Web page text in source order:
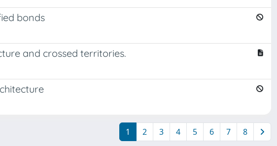
bonds
and crossed territories.
1 2 3 4 5 6 7 8